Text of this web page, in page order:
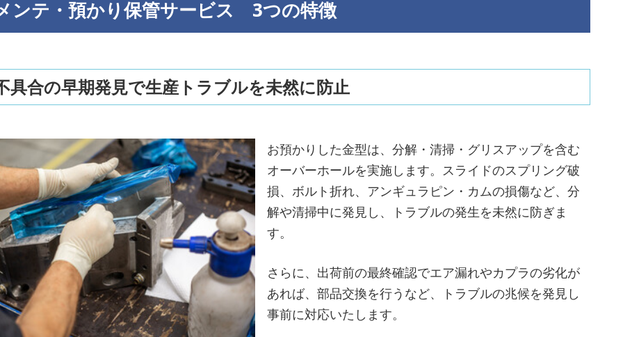
ンテ・預かり保管サービス 3つの特徴
具合の早期発見で生産トラブルを未然に防止
お預かりした金型は、分解・清掃・グリスアップを含む
オーバーホールを実施します。スライドのスプリング破
損、ボルト折れ、アンギュラピン・カムの損傷など、分
解や清掃中に発見し、トラブルの発生を未然に防ぎま
す。
さらに、出荷前の最終確認でエア漏れやカプラの劣化が
あれば、部品交換を行うなど、トラブルの兆候を発見し
事前に対応いたします。